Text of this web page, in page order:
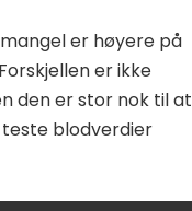
er høyere på
er ikke
den er stor nok til at
blodverdier